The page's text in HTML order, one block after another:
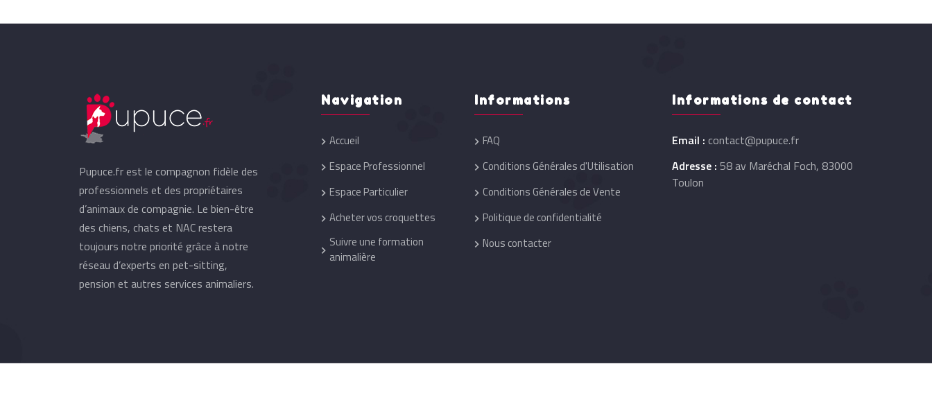
Pupuce.fr est le compagnon fidèle des
professionnels et des propriétaires
d’animaux de compagnie. Le bien-être
des chiens, chats et NAC restera
toujours notre priorité grâce à notre
réseau d’experts en pet-sitting,
pension et autres services animaliers.
Navigation
Accueil
Espace Professionnel
Espace Particulier
Acheter vos croquettes
Suivre une formation
animalière
Informations
FAQ
Conditions Générales d'Utilisation
Conditions Générales de Vente
Politique de confidentialité
Nous contacter
Informations de contact
Email : contact@pupuce.fr
Adresse : 58 av Maréchal Foch, 83000
Toulon